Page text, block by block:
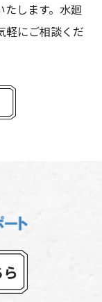
します。水廻
軽にご相談くだ